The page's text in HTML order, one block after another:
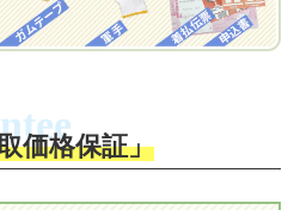
ットに同封する発送ガイドの手順
当店へ無料で発送いただけます。
包
い。お電話にて集荷依頼を行い発
店へ無料で発送いただけます。
価格保証」